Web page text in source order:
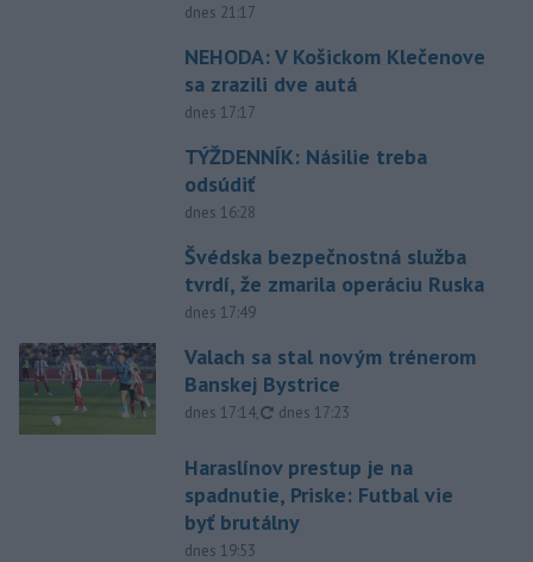
dnes 21:17
NEHODA: V Košickom Klečenove
sa zrazili dve autá
dnes 17:17
TÝŽDENNÍK: Násilie treba
odsúdiť
dnes 16:28
Švédska bezpečnostná služba
tvrdí, že zmarila operáciu Ruska
dnes 17:49
Valach sa stal novým trénerom
Banskej Bystrice
dnes 17:14, aktualizované
dnes 17:23
Haraslínov prestup je na
spadnutie, Priske: Futbal vie
byť brutálny
dnes 19:53